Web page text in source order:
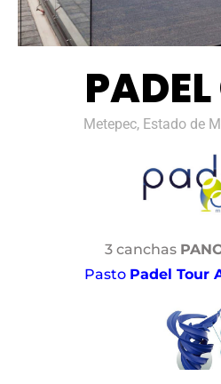
Metepec, Estado de
3 canchas
Pasto Padel Tour